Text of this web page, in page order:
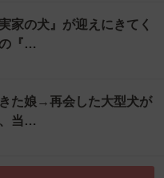
家の犬』が迎えにきてく
『…
た娘→再会した大型犬が
、当…